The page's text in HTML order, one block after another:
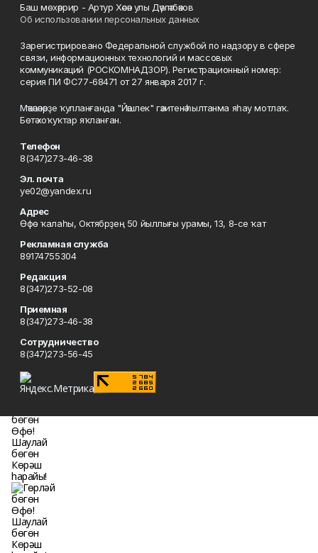
Баш мөхәррир - Артур Хәсән улы Дәүләтбәков
Об использовании персональных данных
Зарегистрировано Федеральной службой по надзору в сфере
связи, информационных технологий и массовых
коммуникаций (РОСКОМНАДЗОР). Регистрационный номер:
серия ПИ ФС77-68471 от 27 января 2017 г.
Мәҡәләләрҙе ҡулланғанда "Йәшлек" гәзитенә һылтанма яһау мотлаҡ.
Бөтә хоҡуҡтар яҡланған.
Телефон
8(347)273-46-38
Эл. почта
ye02@yandex.ru
Адрес
Өфө ҡалаһы, Октябрҙең 50 йыллығы урамы, 13, 8-се ҡат
Рекламная служба
89174755304
Редакция
8(347)273-52-08
Приемная
8(347)273-46-38
Сотрудничество
8(347)273-56-45